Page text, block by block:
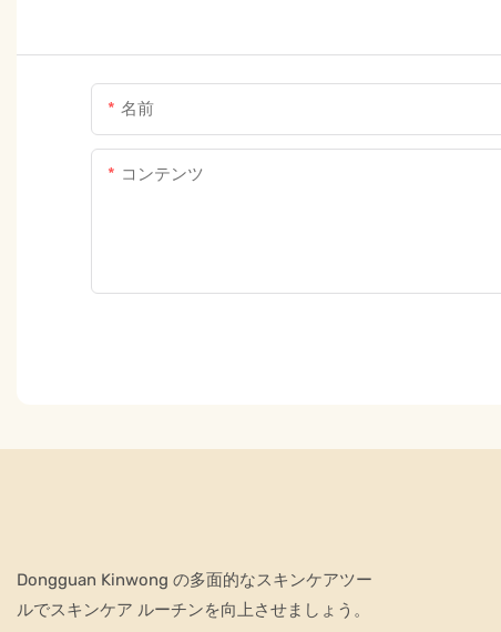
名前
コンテンツ
Dongguan Kinwong の多面的なスキンケアツー
ルでスキンケア ルーチンを向上させましょう。